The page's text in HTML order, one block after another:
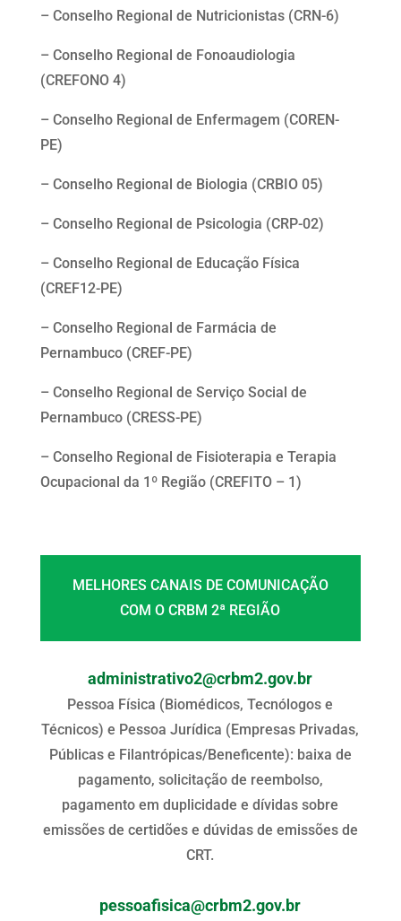
– Conselho Regional de Nutricionistas (CRN-6)
– Conselho Regional de Fonoaudiologia
(CREFONO 4)
– Conselho Regional de Enfermagem (COREN-
PE)
– Conselho Regional de Biologia (CRBIO 05)
– Conselho Regional de Psicologia (CRP-02)
– Conselho Regional de Educação Física
(CREF12-PE)
– Conselho Regional de Farmácia de
Pernambuco (CREF-PE)
– Conselho Regional de Serviço Social de
Pernambuco (CRESS-PE)
– Conselho Regional de Fisioterapia e Terapia
Ocupacional da 1º Região (CREFITO – 1)
MELHORES CANAIS DE COMUNICAÇÃO
COM O CRBM 2ª REGIÃO
administrativo2@crbm2.gov.br
Pessoa Física (Biomédicos, Tecnólogos e
Técnicos) e Pessoa Jurídica (Empresas Privadas,
Públicas e Filantrópicas/Beneficente): baixa de
pagamento, solicitação de reembolso,
pagamento em duplicidade e dívidas sobre
emissões de certidões e dúvidas de emissões de
CRT.
pessoafisica@crbm2.gov.br